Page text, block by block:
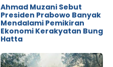
Ahmad Muzani Sebut
Presiden Prabowo Banyak
Mendalami Pemikiran
Ekonomi Kerakyatan Bung
Hatta